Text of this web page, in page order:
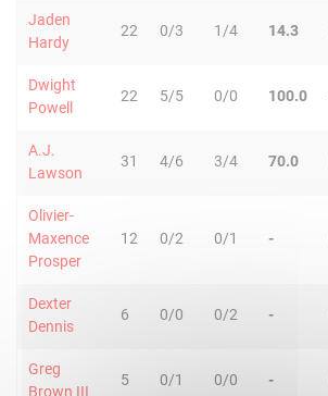
Jaden
Hardy
22 0/3 1/4 14.3
Dwight
Powell
22 5/5 0/0 100.0
A.J.
Lawson
31 4/6 3/4 70.0
Olivier-
Maxence
Prosper
12 0/2 0/1 -
Dexter
Dennis
6 0/0 0/2 -
Greg
Brown III
5 0/1 0/0 -